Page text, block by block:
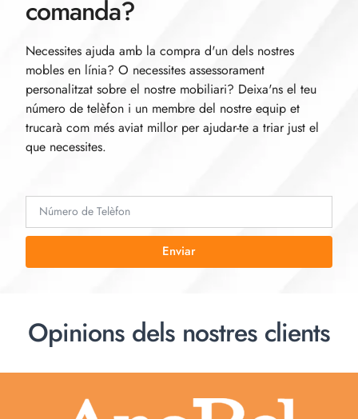
comanda?
Necessites ajuda amb la compra d'un dels nostres
mobles en línia? O necessites assessorament
personalitzat sobre el nostre mobiliari? Deixa'ns el teu
número de telèfon i un membre del nostre equip et
trucarà com més aviat millor per ajudar-te a triar just el
que necessites.
Enviar
Opinions dels nostres clients